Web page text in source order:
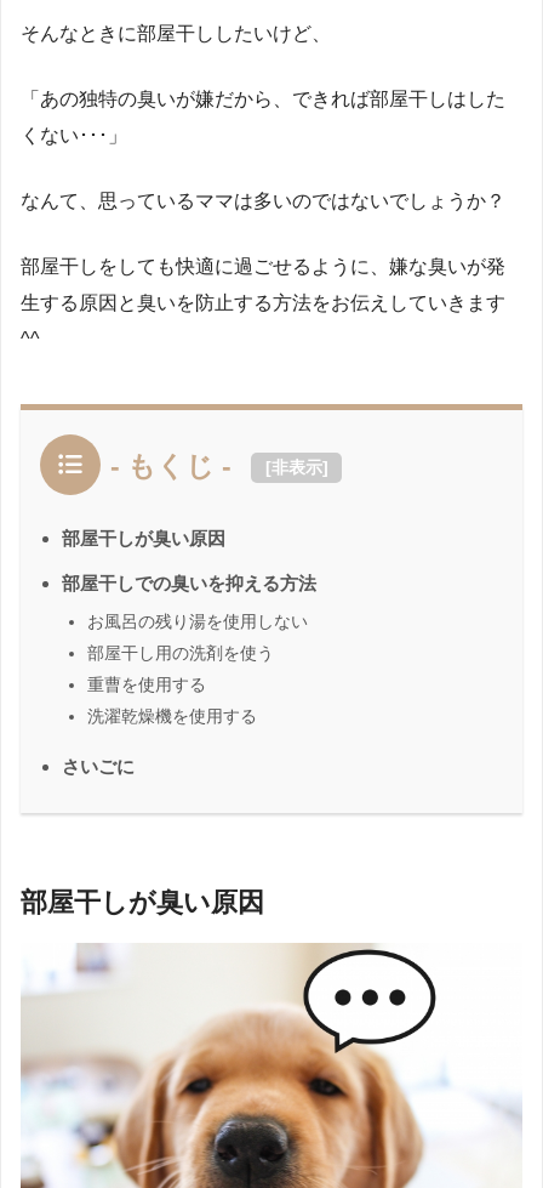
そんなときに部屋干ししたいけど、
「あの独特の臭いが嫌だから、できれば部屋干しはした
くない･･･」
なんて、思っているママは多いのではないでしょうか？
部屋干しをしても快適に過ごせるように、嫌な臭いが発
生する原因と臭いを防止する方法をお伝えしていきます
^^
- もくじ - [非表示]
部屋干しが臭い原因
部屋干しでの臭いを抑える方法
お風呂の残り湯を使用しない
部屋干し用の洗剤を使う
重曹を使用する
洗濯乾燥機を使用する
さいごに
部屋干しが臭い原因